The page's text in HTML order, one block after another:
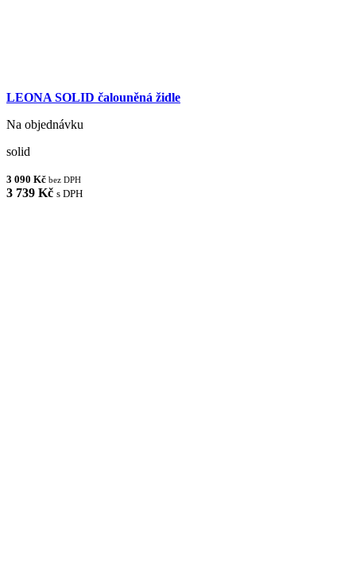
LEONA SOLID čalouněná židle
Na objednávku
solid
3 090 Kč bez DPH
3 739 Kč s DPH